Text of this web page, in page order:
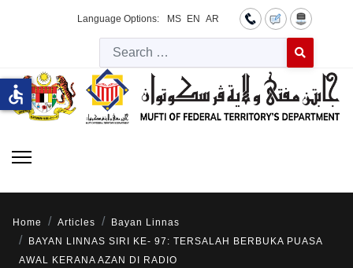
Language Options: MS EN AR
Type 2 or
Home Articles
Bayan Linnas
BAYAN LINNAS SIRI KE- 97: TERSALAH BERBUKA PUASA
AWAL KERANA AZAN DI RADIO
accessible